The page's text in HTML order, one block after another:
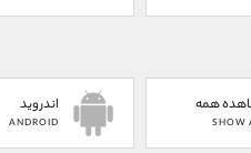
همه
SHOW
اندروید
ANDROID